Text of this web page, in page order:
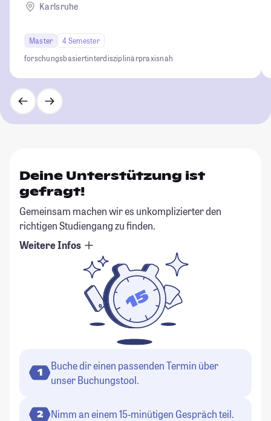
Karlsruhe
Master
4 Semester
forschungsbasiertinterdisziplinärpraxisnah
Deine Unterstützung ist
gefragt!
Gemeinsam machen wir es unkomplizierter den
richtigen Studiengang zu finden.
Weitere Infos
1
Buche dir einen passenden Termin über
unser Buchungstool.
2 Nimm an einem 15-minütigen Gespräch teil.